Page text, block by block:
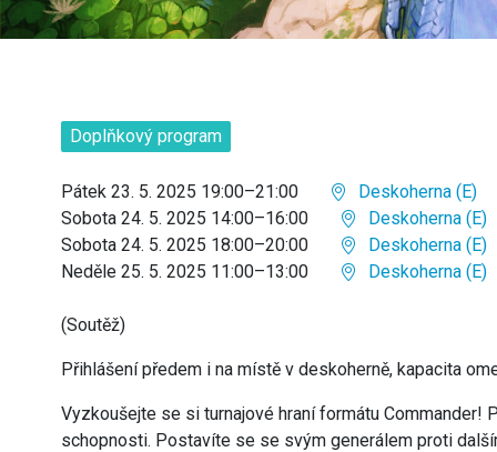
Doplňkový program
Pátek 23. 5. 2025 19:00–21:00
Deskoherna (E)
Sobota 24. 5. 2025 14:00–16:00
Deskoherna (E)
Sobota 24. 5. 2025 18:00–20:00
Deskoherna (E)
Neděle 25. 5. 2025 11:00–13:00
Deskoherna (E)
(Soutěž)
Přihlášení předem i na místě v deskoherně, kapacita
Vyzkoušejte se si turnajové hraní formátu Commander!
schopnosti. Postavíte se se svým generálem proti